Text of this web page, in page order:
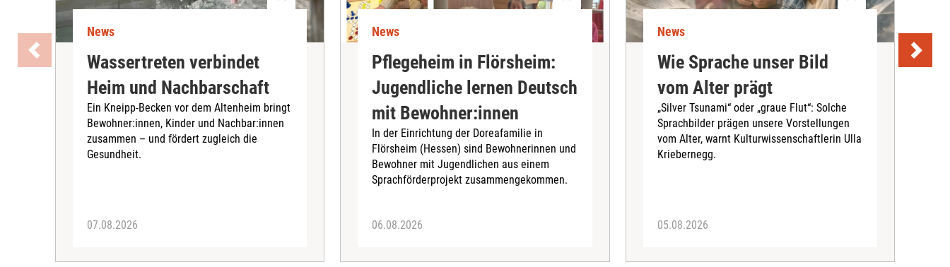
News
Wassertreten verbindet
Heim und Nachbarschaft
Ein Kneipp-Becken vor dem Altenheim bringt
Bewohner:innen, Kinder und Nachbar:innen
zusammen – und fördert zugleich die
Gesundheit.
07.08.2026
News
Pflegeheim in Flörsheim:
Jugendliche lernen Deutsch
mit Bewohner:innen
In der Einrichtung der Doreafamilie in
Flörsheim (Hessen) sind Bewohnerinnen und
Bewohner mit Jugendlichen aus einem
Sprachförderprojekt zusammengekommen.
06.08.2026
News
Wie Sprache unser Bild
vom Alter prägt
„Silver Tsunami“ oder „graue Flut“: Solche
Sprachbilder prägen unsere Vorstellungen
vom Alter, warnt Kulturwissenschaftlerin Ulla
Kriebernegg.
05.08.2026